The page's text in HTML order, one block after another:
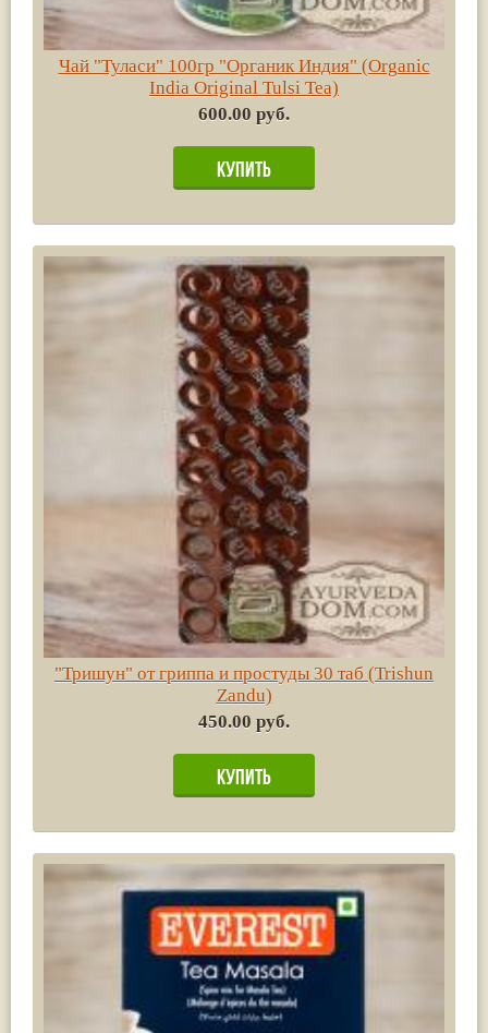
Чай "Туласи" 100гр "Органик Индия" (Organic
India Original Tulsi Tea)
600.00 руб.
"Тришун" от гриппа и простуды 30 таб (Trishun
Zandu)
450.00 руб.